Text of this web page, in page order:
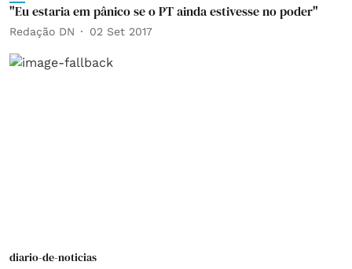
"Eu estaria em pânico se o PT ainda estivesse no poder"
Redação DN 02 Set 2017
diario-de-noticias